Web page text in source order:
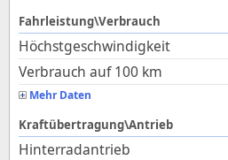
Fahrleistung\Verbrauch
Höchstgeschwindigkeit
Verbrauch auf 100 km
Mehr Daten
Kraftübertragung\Antrieb
Hinterradantrieb